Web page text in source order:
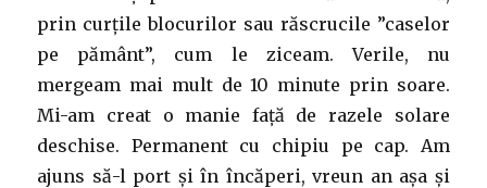
prin curțile blocurilor sau răscrucile ”caselor
pe pământ”, cum le ziceam. Verile, nu
mergeam mai mult de 10 minute prin soare.
Mi-am creat o manie față de razele solare
deschise. Permanent cu chipiu pe cap. Am
ajuns să-l port și în încăperi, vreun an așa și